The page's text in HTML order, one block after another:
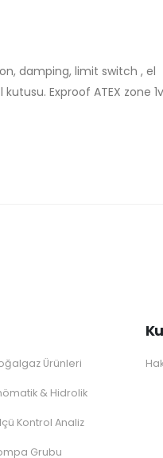
damping, limit switch , el
Exproof ATEX zone
Ürünleri
& Hidrolik
Kontrol Analiz
Grubu